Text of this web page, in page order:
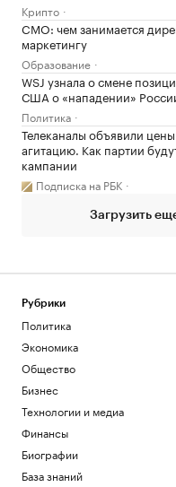
Крипто
CMO: чем занимается
маркетингу
Образование
WSJ узнала о смене
США о «нападении»
Политика
Телеканалы объявили
агитацию. Как партии
кампании
Подписка на РБК
Загрузить
Рубрики
Политика
Экономика
Общество
Бизнес
Технологии и медиа
Финансы
Биографии
База знаний